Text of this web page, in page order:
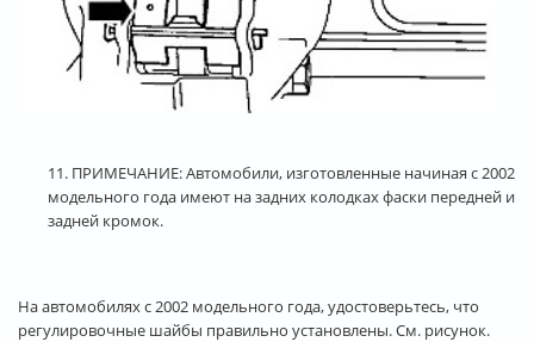
11. ПРИМЕЧАНИЕ: Автомобили, изготовленные начиная с 2002
модельного года имеют на задних колодках фаски передней и
задней кромок.
На автомобилях с 2002 модельного года, удостоверьтесь, что
регулировочные шайбы правильно установлены. См. рисунок.